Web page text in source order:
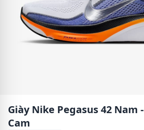
Giày Nike Pegasus 42 Nam
Cam